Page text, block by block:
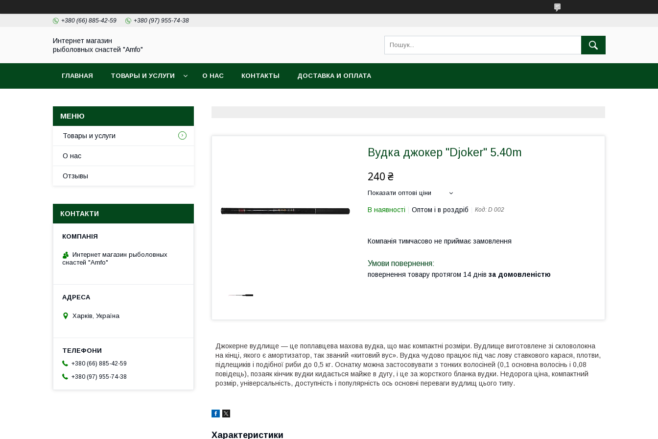
+380 (66) 885-42-59 +380 (97) 955-74-38
Интернет магазин
рыболовных снастей "Amfo"
ГЛАВНАЯ ТОВАРЫ И УСЛУГИ О НАС КОНТАКТЫ ДОСТАВКА И ОПЛАТА
Вудка джокер "Djoker" 5.40m
240 ₴
Показати оптові ціни
В наявності Оптом і в роздріб Код: D 002
Компанія тимчасово не приймає замовлення
повернення товару протягом 14 днів за домовленістю
Джокерне вудлище — це поплавцева махова вудка, що має компактні розміри. Вудлище виготовлене зі скловолокна
на кінці, якого є амортизатор, так званий «китовий вус». Вудка чудово працює під час лову ставкового карася, плотви,
підлещиків і подібної риби до 0,5 кг. Оснатку можна застосовувати з тонких волосіней (0,1 основна волосінь і 0,08
повідець), позаяк кінчик вудки кидається майже в дугу, і це за жорсткого бланка вудки. Недорога ціна, компактний
розмір, універсальність, доступність і популярність ось основні переваги вудлищ цього типу.
Характеристики
Товары и услуги
О нас
Отзывы
КОНТАКТИ
Интернет магазин рыболовных
снастей "Amfo"
Харків, Україна
+380 (66) 885-42-59
+380 (97) 955-74-38